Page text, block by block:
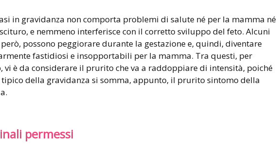
in gravidanza non comporta problemi di salute né per la mamma né
e nemmeno interferisce con il corretto sviluppo del feto. Alcuni
possono peggiorare durante la gestazione e, quindi, diventare
fastidiosi e insopportabili per la mamma. Tra questi, per
vi è da considerare il prurito che va a raddoppiare di intensità, poiché
della gravidanza si somma, appunto, il prurito sintomo della
permessi